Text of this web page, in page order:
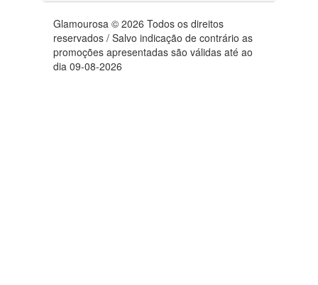
Glamourosa © 2026 Todos os direitos
reservados / Salvo indicação de contrário as
promoções apresentadas são válidas até ao
dia 09-08-2026